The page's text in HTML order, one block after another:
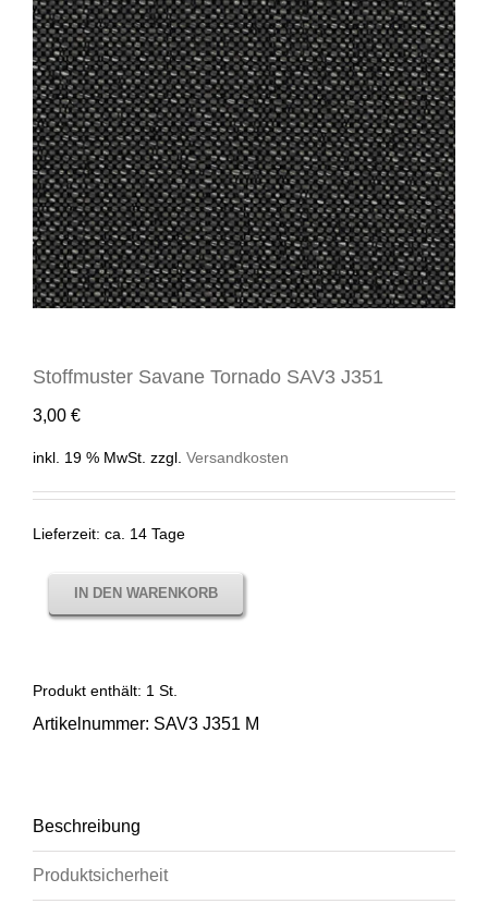
Stoffmuster Savane Tornado SAV3 J351
3,00 €
inkl. 19 % MwSt. zzgl. Versandkosten
Lieferzeit: ca. 14 Tage
IN DEN WARENKORB
Produkt enthält: 1 St.
Artikelnummer: SAV3 J351 M
Beschreibung
Produktsicherheit